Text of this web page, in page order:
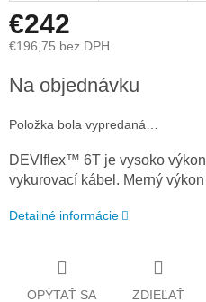
€242
€196,75 bez DPH
cena:
Na objednávku
Položka bola vypredaná…
DEVIflex™ 6T je vysoko
vykurovací kábel. Merný
Detailné informácie
OPÝTAŤ SA ZDIEĽAŤ